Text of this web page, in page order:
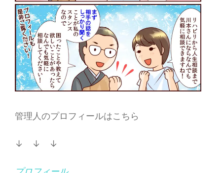
管理人のプロフィールはこちら
↓ ↓ ↓